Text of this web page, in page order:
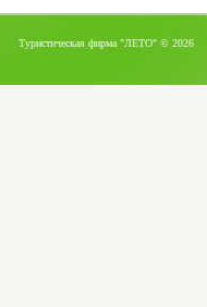
Туристическая фирма "ЛЕТО" © 2026